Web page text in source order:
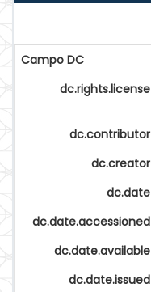
Campo DC
dc.rights.license
dc.contributor
dc.creator
dc.date
dc.date.accessioned
dc.date.available
dc.date.issued